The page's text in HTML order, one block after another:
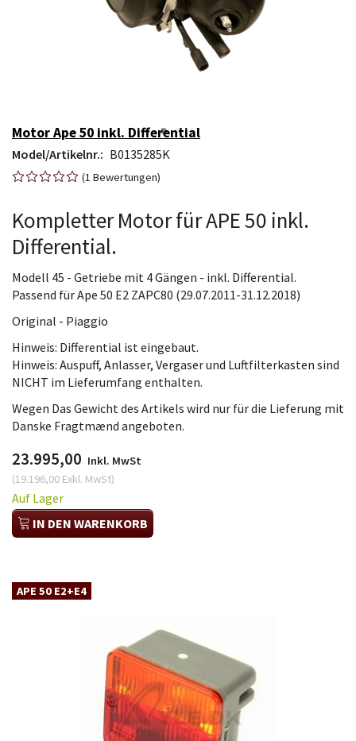
Motor Ape 50 inkl. Differential
Model/Artikelnr.: B0135285K
1 Bewertungen
Kompletter Motor für APE 50 inkl.
Differential.
Modell 45 - Getriebe mit 4 Gängen - inkl. Differential.
Passend für Ape 50 E2 ZAPC80 (29.07.2011-31.12.2018)
Original - Piaggio
Hinweis: Differential ist eingebaut.
Hinweis: Auspuff, Anlasser, Vergaser und Luftfilterkasten sind
NICHT im Lieferumfang enthalten.
Wegen Das Gewicht des Artikels wird nur für die Lieferung mit
Danske Fragtmænd angeboten.
23.995,00 Inkl. MwSt
(19.196,00 Exkl. MwSt)
Auf Lager
IN DEN WARENKORB
APE 50 E2+E4